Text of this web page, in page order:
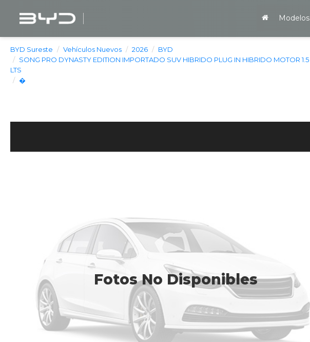
Modelos
BYD Sureste Vehículos Nuevos 2026
BYD
SONG PRO DYNASTY EDITION IMPORTADO SUV HIBRIDO PLUG IN HIBRIDO MOTOR 1.5
LTS
�
Fotos No Disponibles